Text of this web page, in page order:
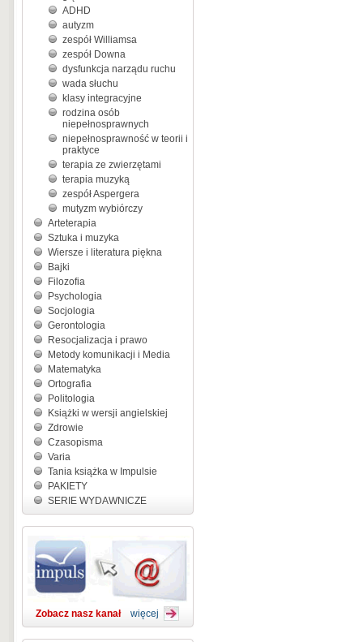
ADHD
autyzm
zespół Williamsa
zespół Downa
dysfunkcja narządu ruchu
wada słuchu
klasy integracyjne
rodzina osób
niepełnosprawnych
niepełnosprawność w teorii i
praktyce
terapia ze zwierzętami
terapia muzyką
zespół Aspergera
mutyzm wybiórczy
Arteterapia
Sztuka i muzyka
Wiersze i literatura piękna
Bajki
Filozofia
Psychologia
Socjologia
Gerontologia
Resocjalizacja i prawo
Metody komunikacji i Media
Matematyka
Ortografia
Politologia
Książki w wersji angielskiej
Zdrowie
Czasopisma
Varia
Tania książka w Impulsie
PAKIETY
SERIE WYDAWNICZE
Zobacz nasz kanał więcej